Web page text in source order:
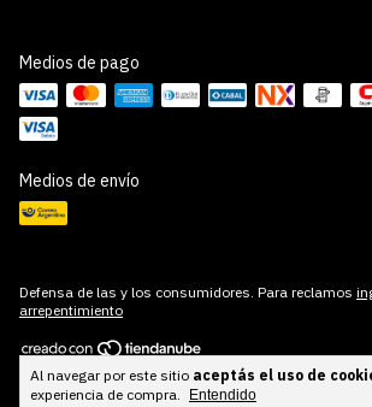
Al navegar por este sitio aceptás el uso de
experiencia de compra.
Entendido
Medios de pago
Medios de envío
Defensa de las y los consumidores. Para reclamos
arrepentimiento
Copyright Cuadros Cool Stuff - 2026. Todos los